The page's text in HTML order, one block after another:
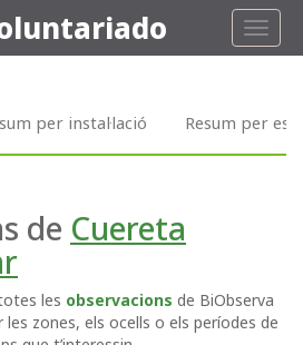
Toggle
per instal·lació Resum per
de Cuereta
les observacions de BiObserva
zones, els ocells o els períodes de